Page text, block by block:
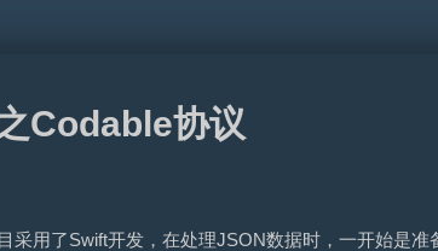
Codable协议
采用了Swift开发，在处理JSON数据时，一开始是准